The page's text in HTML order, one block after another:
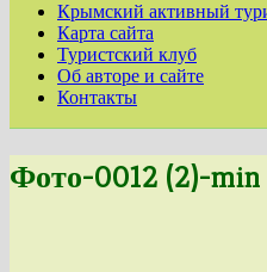
Крымский активный
Карта сайта
Туристский клуб
Об авторе и сайте
Контакты
Фото-0012 (2)-min